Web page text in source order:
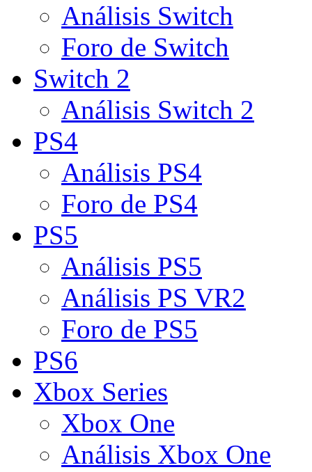
Análisis Switch
Foro de Switch
Switch 2
Análisis Switch 2
PS4
Análisis PS4
Foro de PS4
PS5
Análisis PS5
Análisis PS VR2
Foro de PS5
PS6
Xbox Series
Xbox One
Análisis Xbox One